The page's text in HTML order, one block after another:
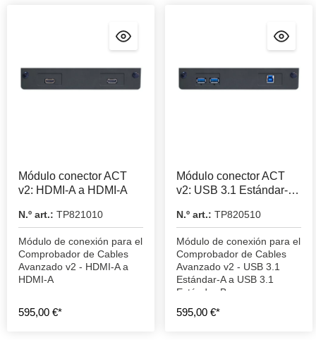
Módulo conector ACT
v2: HDMI-A a HDMI-A
N.º art.: TP821010
Módulo de conexión para el
Comprobador de Cables
Avanzado v2 - HDMI-A a
HDMI-A
595,00 €*
Módulo conector ACT
v2: USB 3.1 Estándar-A
N.º art.: TP820510
Módulo de conexión para el
Comprobador de Cables
Avanzado v2 - USB 3.1
Estándar-A a USB 3.1
Estándar-B
595,00 €*